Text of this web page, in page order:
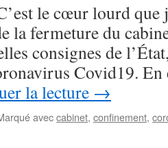
le cœur lourd que
la fermeture du
consignes de
Covid19.
la lecture →
aveccabinet, confinement,